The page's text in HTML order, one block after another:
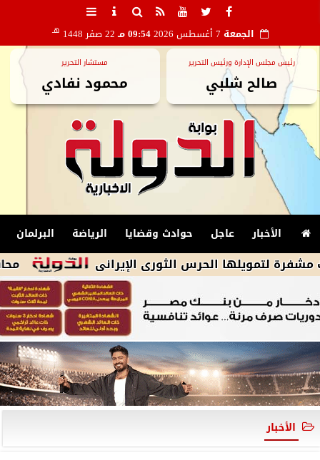
الجمعة 09:54 مـ 22 صفر 1448 هـ
رئيس مجلس الإدارة ورئيس التحرير
صالح شلبي
مستشار التحرير
محمود نفادي
الأخبار عاجل حوادث وقضايا الرياضة البرلمان
محافظ الحرس الثورى الإيرانى
الأخبار